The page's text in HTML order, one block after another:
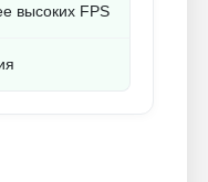
высоких FPS